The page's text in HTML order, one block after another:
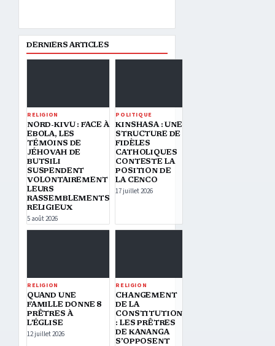
DERNIERS ARTICLES
RELIGION
NORD-KIVU : FACE À
EBOLA, LES
TÉMOINS DE
JÉHOVAH DE
BUTSILI
SUSPENDENT
VOLONTAIREMENT
LEURS
RASSEMBLEMENTS
RELIGIEUX
5 août 2026
POLITIQUE
KINSHASA : UNE
STRUCTURE DE
FIDÈLES
CATHOLIQUES
CONTESTE LA
POSITION DE
LA CENCO
17 juillet 2026
RELIGION
QUAND UNE
FAMILLE DONNE 8
PRÊTRES À
L’ÉGLISE
12 juillet 2026
RELIGION
CHANGEMENT
DE LA
CONSTITUTION
: LES PRÊTRES
DE KANANGA
S’OPPOSENT